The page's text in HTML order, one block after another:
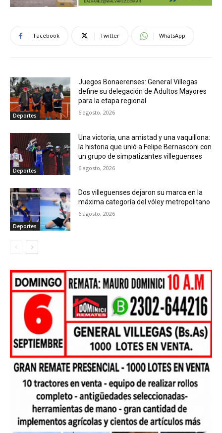
Facebook Twitter WhatsApp
Deportes
Juegos Bonaerenses: General Villegas
define su delegación de Adultos Mayores
para la etapa regional
6 agosto, 2026
Deportes
Una victoria, una amistad y una vaquillona:
la historia que unió a Felipe Bernasconi con
un grupo de simpatizantes villeguenses
6 agosto, 2026
Deportes
Dos villeguenses dejaron su marca en la
máxima categoría del vóley metropolitano
6 agosto, 2026